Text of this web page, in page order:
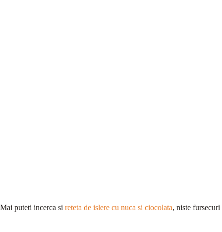
Mai puteti incerca si reteta de islere cu nuca si ciocolata, niste